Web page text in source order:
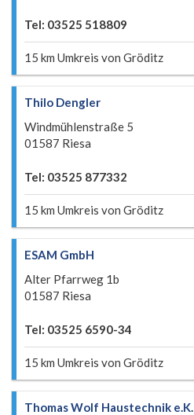
Tel: 03525 518809
15 km Umkreis von Gröditz
Thilo Dengler
Windmühlenstraße 5
01587 Riesa
Tel: 03525 877332
15 km Umkreis von Gröditz
ESAM GmbH
Alter Pfarrweg 1b
01587 Riesa
Tel: 03525 6590-34
15 km Umkreis von Gröditz
Thomas Wolf Haustechnik e.K.